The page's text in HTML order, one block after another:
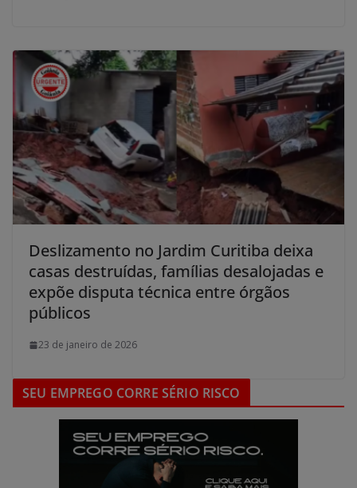
Deslizamento no Jardim Curitiba deixa
casas destruídas, famílias desalojadas e
expõe disputa técnica entre órgãos
públicos
23 de janeiro de 2026
SEU EMPREGO CORRE SÉRIO RISCO